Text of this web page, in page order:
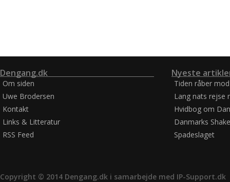
Dengang.dk
Om siden
Uwe Brodersen
Kontakt
Links & Litteratur
RSS Feed
Nyeste
Tiden råber
Lang nats rejse
Hvidbog om
Danmarks
Spadeslaget
Copyright © 2014 Dengang.dk i samarbejde med IP-Support.dk